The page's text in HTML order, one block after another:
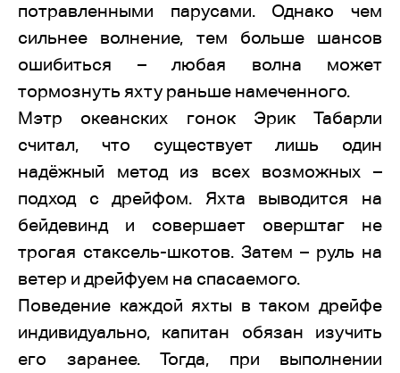
потравленными парусами. Однако чем
сильнее волнение, тем больше шансов
ошибиться – любая волна может
тормознуть яхту раньше намеченного.
Мэтр океанских гонок Эрик Табарли
считал, что существует лишь один
надёжный метод из всех возможных –
подход с дрейфом. Яхта выводится на
бейдевинд и совершает оверштаг не
трогая стаксель-шкотов. Затем – руль на
ветер и дрейфуем на спасаемого.
Поведение каждой яхты в таком дрейфе
индивидуально, капитан обязан изучить
его заранее. Тогда, при выполнении